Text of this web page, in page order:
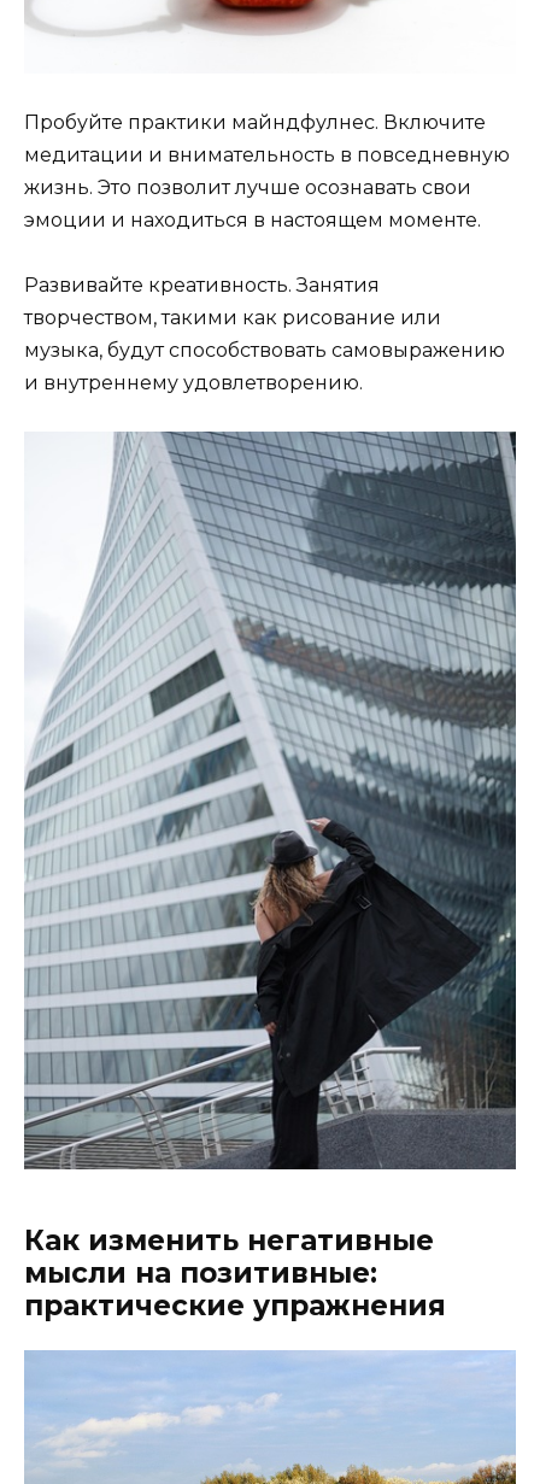
Пробуйте практики майндфулнес. Включите
медитации и внимательность в повседневную
жизнь. Это позволит лучше осознавать свои
эмоции и находиться в настоящем моменте.
Развивайте креативность. Занятия
творчеством, такими как рисование или
музыка, будут способствовать самовыражению
и внутреннему удовлетворению.
Как изменить негативные
мысли на позитивные:
практические упражнения